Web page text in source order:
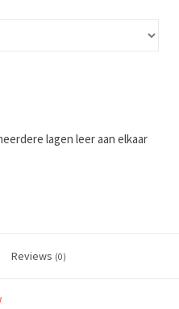
lagen leer aan elkaar
Reviews (0)